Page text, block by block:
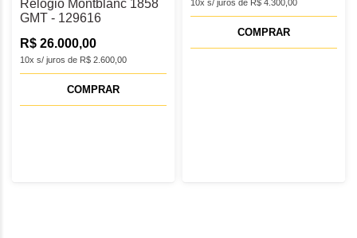
Relógio Montblanc 1858
GMT - 129616
10x s/ juros de R$ 2.600,00
R$ 26.000,00
COMPRAR
10x s/ juros de R$ 4.300,00
COMPRAR